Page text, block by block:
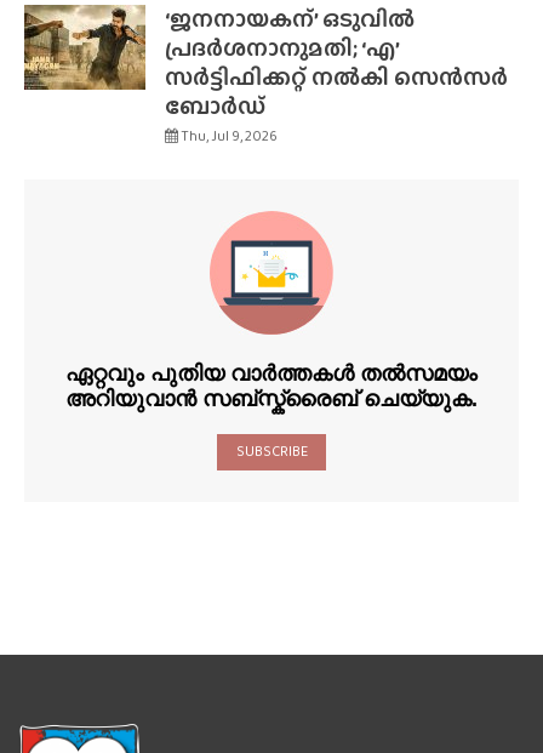
‘ജനനായകന്’ ഒടുവിൽ
പ്രദർശനാനുമതി; ‘എ’
സർട്ടിഫിക്കറ്റ് നൽകി സെൻസർ
ബോർഡ്
Thu, Jul 9, 2026
ഏറ്റവും പുതിയ വാർത്തകൾ തൽസമയം
അറിയുവാൻ സബ്സ്ക്രൈബ് ചെയ്യുക.
SUBSCRIBE